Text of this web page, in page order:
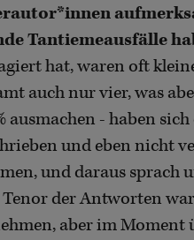
Tantiemeausfälle
hat, waren oft
auch nur vier, was
ausmachen - haben
und eben nicht
und daraus sprach
der Antworten
aber im Moment